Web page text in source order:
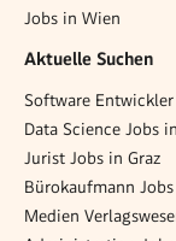
Jobs in Wien
Aktuelle Suchen
Software
Data Science Jobs
Jurist Jobs in Graz
Bürokaufmann
Medien